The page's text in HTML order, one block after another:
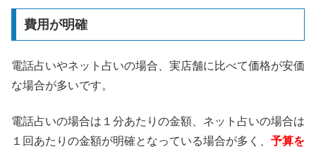
費用が明確
電話占いやネット占いの場合、実店舗に比べて価格が安価
な場合が多いです。
電話占いの場合は１分あたりの金額、ネット占いの場合は
１回あたりの金額が明確となっている場合が多く、 予算を